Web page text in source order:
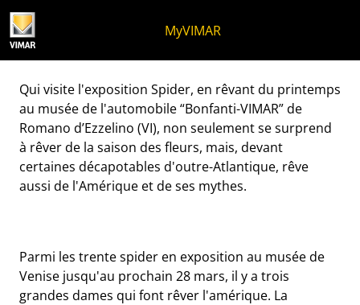
MyVIMAR
Spider, en révant du
Qui visite l'exposition Spider, en rêvant du printemps
au musée de l'automobile “Bonfanti-VIMAR” de
Romano d’Ezzelino (VI), non seulement se surprend
à rêver de la saison des fleurs, mais, devant
certaines décapotables d'outre-Atlantique, rêve
aussi de l'Amérique et de ses mythes.
Parmi les trente spider en exposition au musée de
Venise jusqu'au prochain 28 mars, il y a trois
grandes dames qui font rêver l'amérique. La